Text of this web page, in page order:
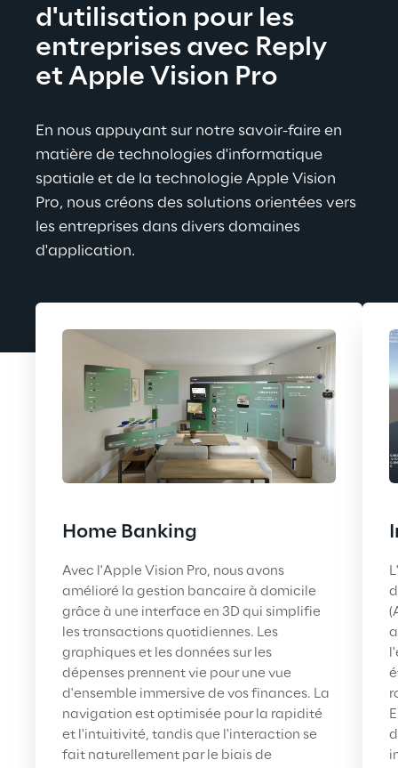
d'utilisation pour les
entreprises avec Reply
et Apple Vision Pro
En nous appuyant sur notre savoir-faire en
matière de technologies d'informatique
spatiale et de la technologie Apple Vision
Pro, nous créons des solutions orientées vers
les entreprises dans divers domaines
d'application.
Home Banking
Avec l'Apple Vision Pro, nous avons
amélioré la gestion bancaire à domicile
grâce à une interface en 3D qui simplifie
les transactions quotidiennes. Les
graphiques et les données sur les
dépenses prennent vie pour une vue
d'ensemble immersive de vos finances. La
navigation est optimisée pour la rapidité
et l'intuitivité, tandis que l'interaction se
fait naturellement par le biais de